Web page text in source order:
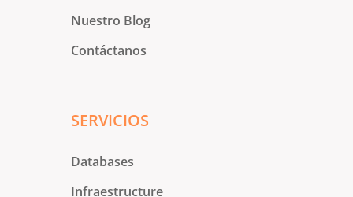
Nuestro Blog
Contáctanos
SERVICIOS
Databases
Infraestructure